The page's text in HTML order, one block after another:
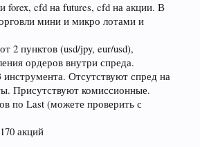
forex, cfd на futures, cfd на акции. В
мини и микро лотами и
2 пунктов (usd/jpy, eur/usd),
ордеров внутри спреда.
Отсутствуют спред на
Присутствуют комиссионные.
по Last (можете проверить с
акций